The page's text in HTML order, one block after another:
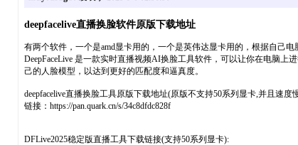
deepfacelive直播换脸软件原版下载地址
有两个软件，一个是amd显卡用的，一个是英伟达显卡用的，根据自己
DeepFaceLive 是一款实时直播视频AI换脸工具软件，可以让你在电脑上
己的人脸模型，以达到更好的匹配度和逼真度。
deepfacelive直播换脸工具原版下载地址(原版不支持50系列显卡,并且速度
链接：https://pan.quark.cn/s/34c8dfdc828f
DFLive2025稳定版直播工具下载链接(支持50系列显卡):